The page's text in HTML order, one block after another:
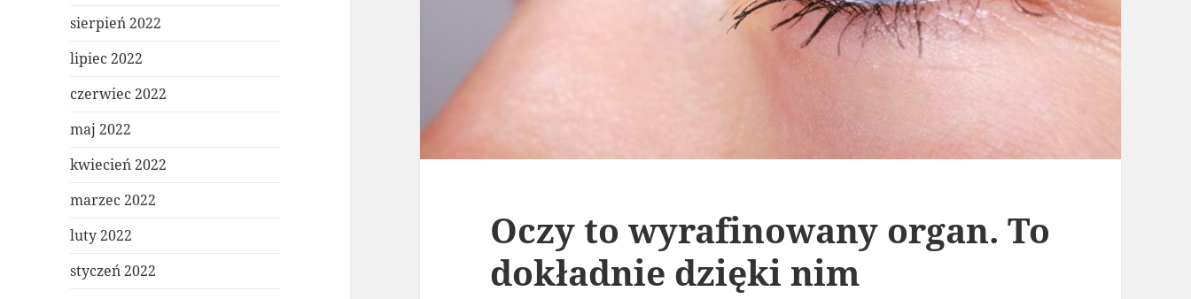
sierpień 2022
lipiec 2022
czerwiec 2022
maj 2022
kwiecień 2022
marzec 2022
luty 2022
styczeń 2022
Oczy to wyrafinowany organ. To
dokładnie dzięki nim